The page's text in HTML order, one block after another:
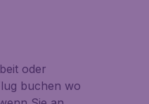
oder
buchen wo